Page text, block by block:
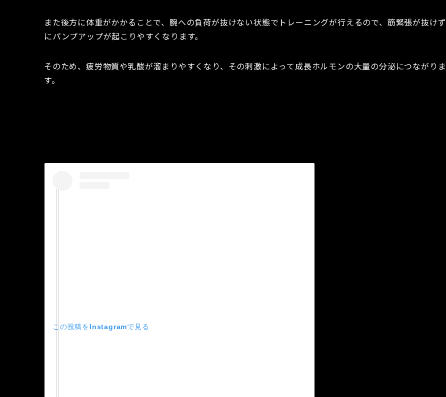
また後方に体重がかかることで、腕への負荷が抜けない状態でトレーニングが行えるので、筋緊張が抜けず
にパンプアップが起こりやすくなります。
そのため、疲労物質や乳酸が溜まりやすくなり、その刺激によって成長ホルモンの大量の分泌につながりま
す。
この投稿をInstagramで見る